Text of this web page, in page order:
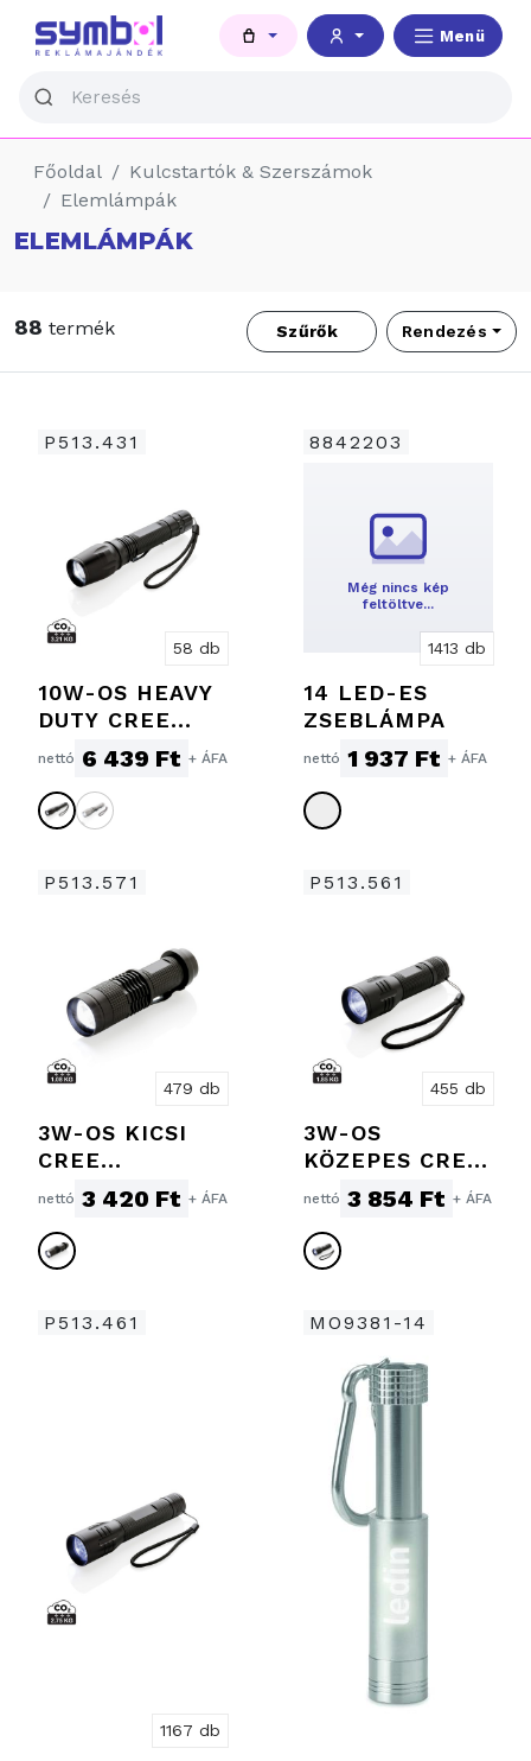
Menü
Főoldal
Kulcstartók & Szerszámok
Elemlámpák
ELEMLÁMPÁK
88 termék Szűrők Rendezés
P513.431
58 db
10W-OS HEAVY
DUTY CREE
ZSEBLÁMPA
nettó 6 439 Ft + ÁFA
8842203
Még nincs kép
feltöltve…
1413 db
14 LED-ES
ZSEBLÁMPA
nettó 1 937 Ft + ÁFA
P513.571
479 db
3W-OS KICSI
CREE
ZSEBLÁMPA
nettó 3 420 Ft + ÁFA
P513.561
455 db
3W-OS
KÖZEPES CREE
ZSEBLÁMPA
nettó 3 854 Ft + ÁFA
P513.461
1167 db
MO9381-14